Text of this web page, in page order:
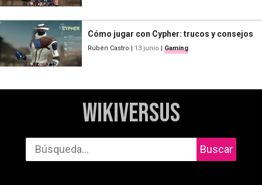
Cómo jugar con Cypher: trucos y consejos
Rubén Castro | 13 junio | Gaming
WikiVersus
Buscar